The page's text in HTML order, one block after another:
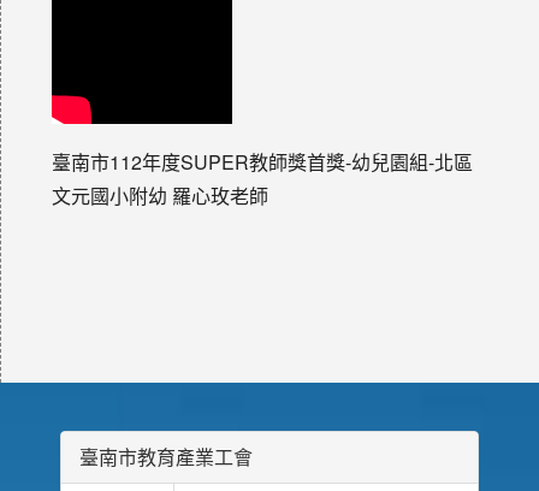
臺南市112年度SUPER教師獎首獎-幼兒園組-北區
文元國小附幼 羅心玫老師
臺南市教育產業工會